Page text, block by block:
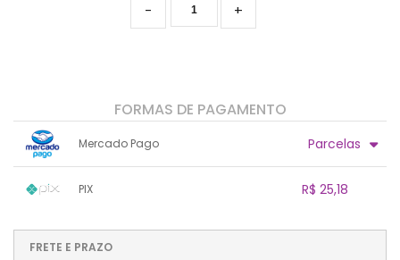
+
-
FORMAS DE PAGAMENTO
Mercado Pago Parcelas
PIX R$ 25,18
...
....
FRETE E PRAZO